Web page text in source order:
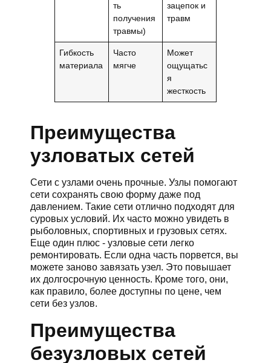
ть
получения
травмы)
зацепок и
травм
Гибкость
материала
Часто
мягче
Может
ощущатьс
я
жесткость
Преимущества
узловатых сетей
Сети с узлами очень прочные. Узлы помогают
сети сохранять свою форму даже под
давлением. Такие сети отлично подходят для
суровых условий. Их часто можно увидеть в
рыболовных, спортивных и грузовых сетях.
Еще один плюс - узловые сети легко
ремонтировать. Если одна часть порвется, вы
можете заново завязать узел. Это повышает
их долгосрочную ценность. Кроме того, они,
как правило, более доступны по цене, чем
сети без узлов.
Преимущества
безузловых сетей